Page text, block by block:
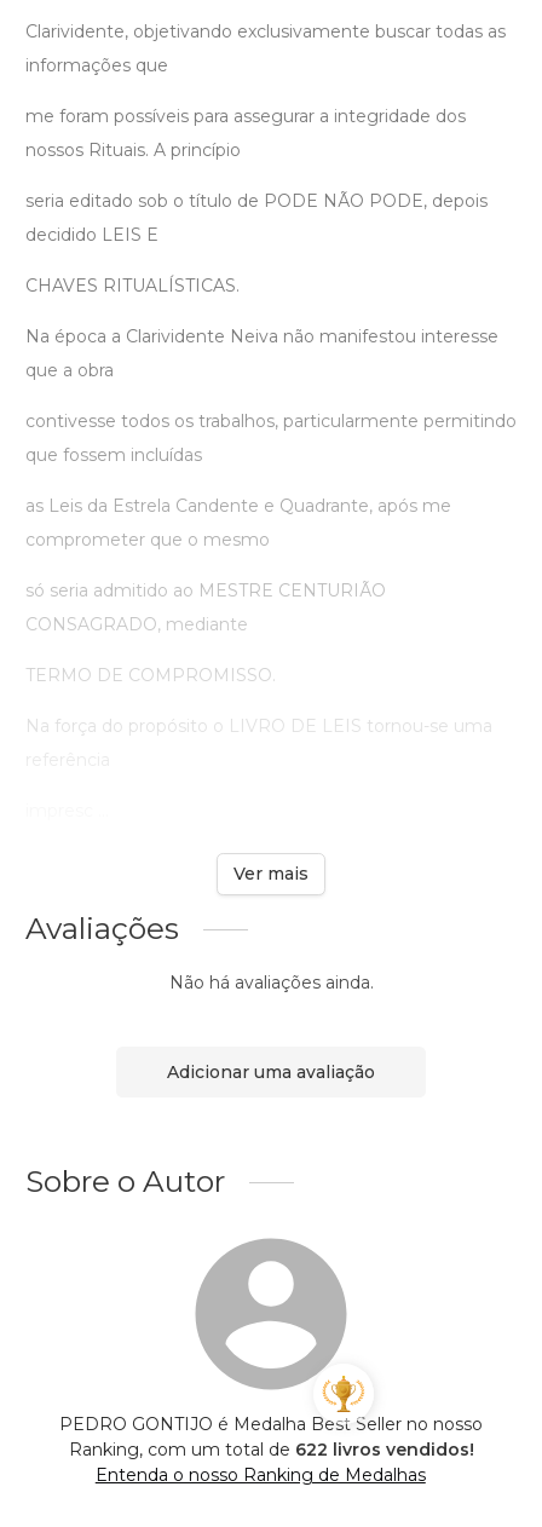
Clarividente, objetivando exclusivamente buscar todas as
informações que
me foram possíveis para assegurar a integridade dos
nossos Rituais. A princípio
seria editado sob o título de PODE NÃO PODE, depois
decidido LEIS E
CHAVES RITUALÍSTICAS.
Na época a Clarividente Neiva não manifestou interesse
que a obra
contivesse todos os trabalhos, particularmente permitindo
que fossem incluídas
as Leis da Estrela Candente e Quadrante, após me
comprometer que o mesmo
só seria admitido ao MESTRE CENTURIÃO
CONSAGRADO, mediante
TERMO DE COMPROMISSO.
Na força do propósito o LIVRO DE LEIS tornou-se uma
Ver mais
Avaliações
Não há avaliações ainda.
Adicionar uma avaliação
Sobre o Autor
PEDRO GONTIJO é Medalha Best Seller no nosso
Ranking, com um total de 622 livros vendidos!
Entenda o nosso Ranking de Medalhas